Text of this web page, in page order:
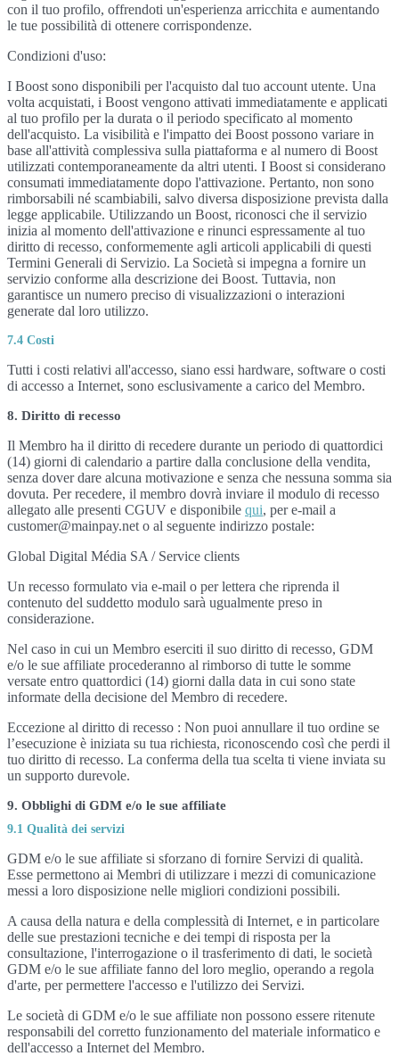
con il tuo profilo, offrendoti un'esperienza arricchita e aumentando
le tue possibilità di ottenere corrispondenze.
Condizioni d'uso:
I Boost sono disponibili per l'acquisto dal tuo account utente. Una
volta acquistati, i Boost vengono attivati immediatamente e applicati
al tuo profilo per la durata o il periodo specificato al momento
dell'acquisto. La visibilità e l'impatto dei Boost possono variare in
base all'attività complessiva sulla piattaforma e al numero di Boost
utilizzati contemporaneamente da altri utenti. I Boost si considerano
consumati immediatamente dopo l'attivazione. Pertanto, non sono
rimborsabili né scambiabili, salvo diversa disposizione prevista dalla
legge applicabile. Utilizzando un Boost, riconosci che il servizio
inizia al momento dell'attivazione e rinunci espressamente al tuo
diritto di recesso, conformemente agli articoli applicabili di questi
Termini Generali di Servizio. La Società si impegna a fornire un
servizio conforme alla descrizione dei Boost. Tuttavia, non
garantisce un numero preciso di visualizzazioni o interazioni
generate dal loro utilizzo.
7.4 Costi
Tutti i costi relativi all'accesso, siano essi hardware, software o costi
di accesso a Internet, sono esclusivamente a carico del Membro.
8. Diritto di recesso
Il Membro ha il diritto di recedere durante un periodo di quattordici
(14) giorni di calendario a partire dalla conclusione della vendita,
senza dover dare alcuna motivazione e senza che nessuna somma sia
dovuta. Per recedere, il membro dovrà inviare il modulo di recesso
allegato alle presenti CGUV e disponibile qui, per e-mail a
customer@mainpay.net o al seguente indirizzo postale:
Global Digital Média SA / Service clients
Un recesso formulato via e-mail o per lettera che riprenda il
contenuto del suddetto modulo sarà ugualmente preso in
considerazione.
Nel caso in cui un Membro eserciti il suo diritto di recesso, GDM
e/o le sue affiliate procederanno al rimborso di tutte le somme
versate entro quattordici (14) giorni dalla data in cui sono state
informate della decisione del Membro di recedere.
Eccezione al diritto di recesso : Non puoi annullare il tuo ordine se
l’esecuzione è iniziata su tua richiesta, riconoscendo così che perdi il
tuo diritto di recesso. La conferma della tua scelta ti viene inviata su
un supporto durevole.
9. Obblighi di GDM e/o le sue affiliate
9.1 Qualità dei servizi
GDM e/o le sue affiliate si sforzano di fornire Servizi di qualità.
Esse permettono ai Membri di utilizzare i mezzi di comunicazione
messi a loro disposizione nelle migliori condizioni possibili.
A causa della natura e della complessità di Internet, e in particolare
delle sue prestazioni tecniche e dei tempi di risposta per la
consultazione, l'interrogazione o il trasferimento di dati, le società
GDM e/o le sue affiliate fanno del loro meglio, operando a regola
d'arte, per permettere l'accesso e l'utilizzo dei Servizi.
Le società di GDM e/o le sue affiliate non possono essere ritenute
responsabili del corretto funzionamento del materiale informatico e
dell'accesso a Internet del Membro.